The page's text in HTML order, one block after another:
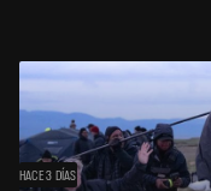
HACE 3 DÍAS